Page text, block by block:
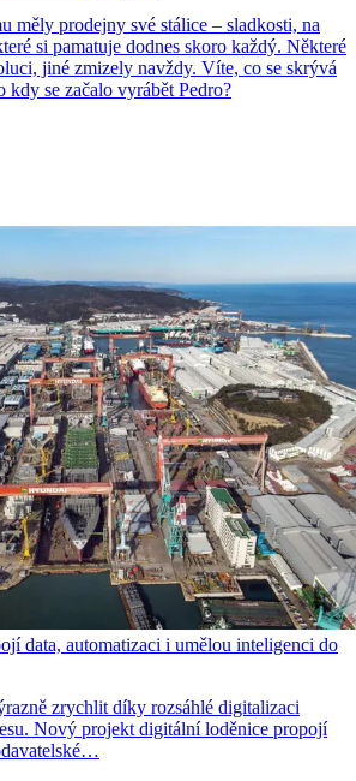
měly prodejny své stálice – sladkosti, na
si pamatuje dodnes skoro každý. Některé
jiné zmizely navždy. Víte, co se skrývá
se začalo vyrábět Pedro?
data, automatizaci i umělou inteligenci do
zrychlit díky rozsáhlé digitalizaci
Nový projekt digitální loděnice propojí